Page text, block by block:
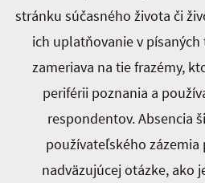
stránku súčasného života či
ich uplatňovanie v
zameriava na tie frazémy,
periférii poznania a
respondentov. Absencia
používateľského
nadväzujúcej otázke, ako